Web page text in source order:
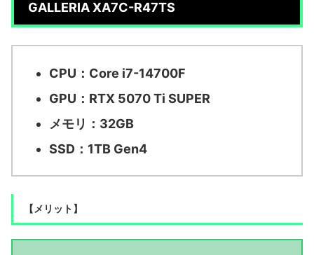
GALLERIA XA7C-R47TS
CPU：Core i7-14700F
GPU：RTX 5070 Ti SUPER
メモリ：32GB
SSD：1TB Gen4
【メリット】